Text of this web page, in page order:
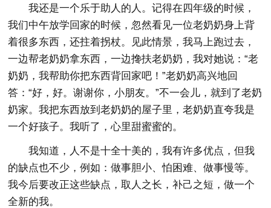
我还是一个乐于助人的人。记得在四年级的时候，
我们中午放学回家的时候，忽然看见一位老奶奶身上背
着很多东西，还拄着拐杖。见此情景，我马上跑过去，
一边帮老奶奶拿东西，一边搀扶老奶奶，我对她说：“老
奶奶，我帮助你把东西背回家吧！”老奶奶高兴地回
答：“好，好。谢谢你，小朋友。”不一会儿，就到了老奶
奶家。我把东西放到老奶奶的屋子里，老奶奶直夸我是
一个好孩子。我听了，心里甜蜜蜜的。
我知道，人不是十全十美的，我有许多优点，但我
的缺点也不少，例如：做事胆小、怕困难、做事慢等。
我今后要改正这些缺点，取人之长，补己之短，做一个
全新的我。